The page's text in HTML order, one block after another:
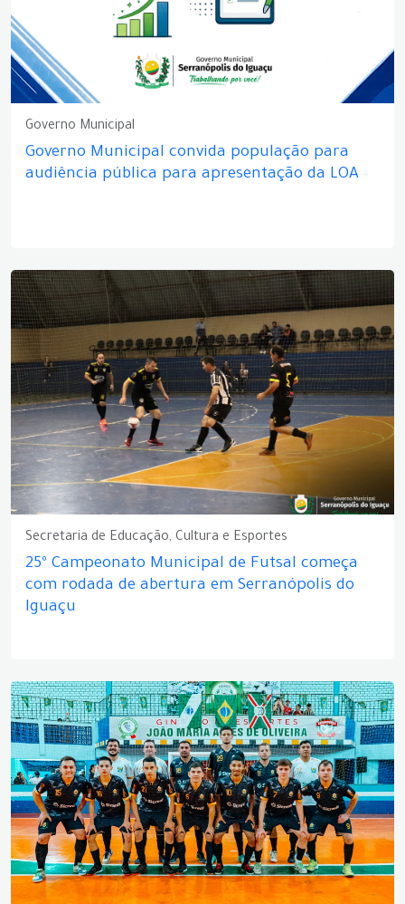
Governo Municipal
Governo Municipal convida população para
audiência pública para apresentação da LOA
Secretaria de Educação, Cultura e Esportes
25º Campeonato Municipal de Futsal começa
com rodada de abertura em Serranópolis do
Iguaçu